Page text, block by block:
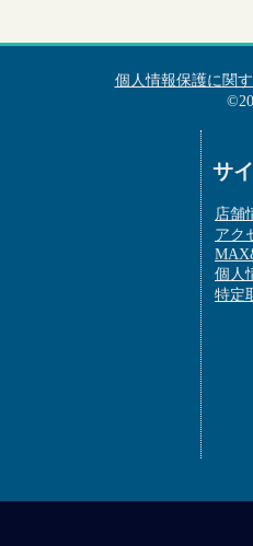
個人情報保護に関
サ
店舗
アク
個人
特定